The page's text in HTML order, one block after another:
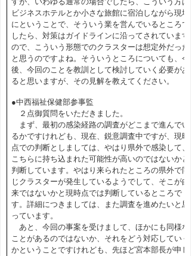
ビジネスホテルとか小さな旅館に宿泊しながら現場
にということで、そういう業を営んでいるところで
したら、対策はガイドラインに沿ってされています
ので、こういう形態でのクラスターは想定外だった
と思うのですよね。そういうところについても、今
後、今回のことを教訓として検討していく必要があ
ると思いますが、その見解を教えてください。
●中西福祉保健部参事監
２点御質問をいただきました。
まず、最初の感染経路の調査がどこまで進んでい
るかですけれども、現在、鋭意調査中ですが、現時
点での判断としましては、やはり県外で感染して、
こちらに持ち込まれた可能性が高いのではないかと
判断しています。やはり来られたところの県外で同
じクラスターが発生しているようでして、そこが由
来ではないかと現時点では判断しているところで
す。詳細につきましては、また調査を進めたいと思
っています。
あと、今回の事案を受けまして、ほかにも同様な
ことがあるのではないか、それをどう対応していく
かということですけれども、先ほど宮本部長が申し